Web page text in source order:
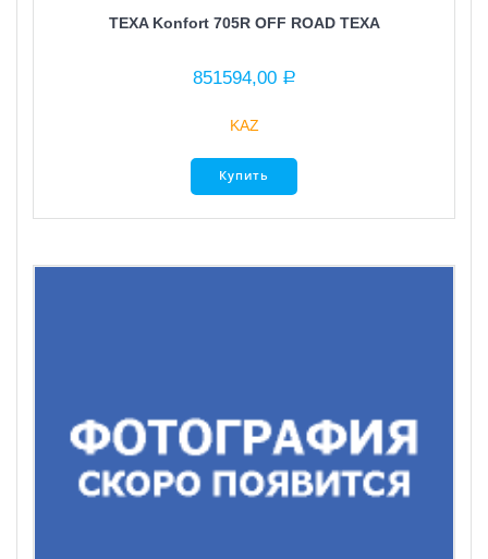
TEXA Konfort 705R OFF ROAD TEXA
851594,00 Р
KAZ
Купить